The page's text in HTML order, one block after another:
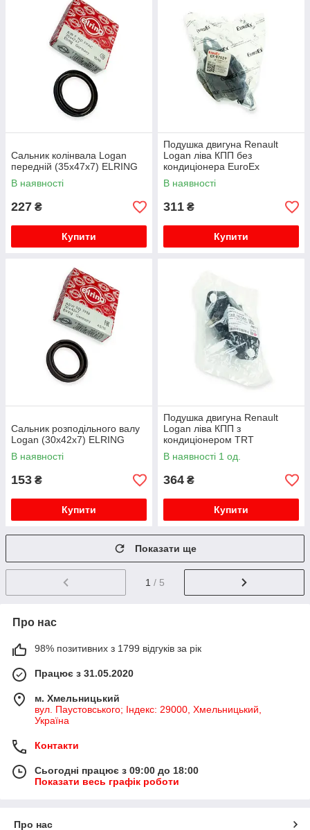
Сальник колінвала Logan
передній (35x47x7) ELRING
В наявності
227 ₴
Купити
Подушка двигуна Renault
Logan ліва КПП без
кондиціонера EuroEx
В наявності
311 ₴
Купити
Сальник розподільного валу
Logan (30x42x7) ELRING
В наявності
153 ₴
Купити
Подушка двигуна Renault
Logan ліва КПП з
кондиціонером TRT
В наявності 1 од.
364 ₴
Купити
Показати ще
1 / 5
Про нас
98% позитивних з 1799 відгуків за рік
Працює з 31.05.2020
м. Хмельницький
вул. Паустовського; Індекс: 29000, Хмельницький,
Україна
Контакти
Сьогодні працює з 09:00 до 18:00
Показати весь графік роботи
Про нас